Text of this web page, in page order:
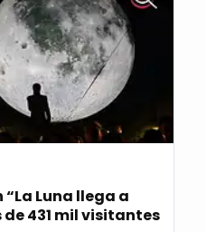
Luna llega a
431 mil visitantes